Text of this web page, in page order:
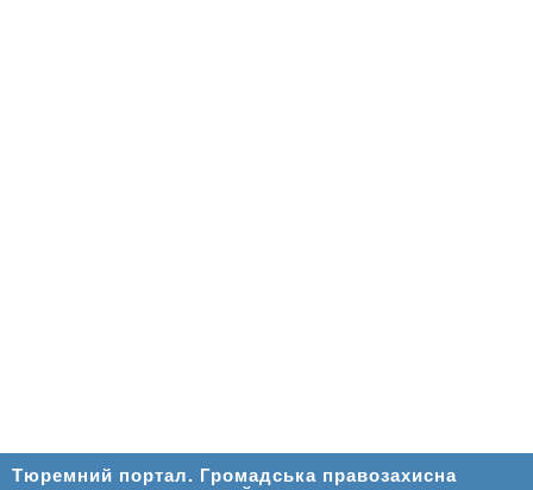
Тюремний портал. Громадська правозахисна